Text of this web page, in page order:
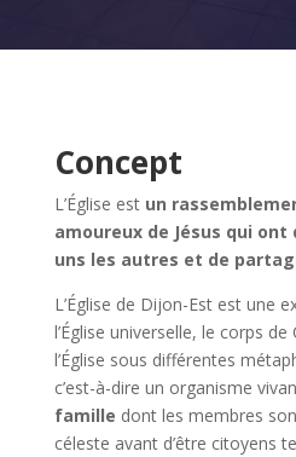
Concept
L’Église est un
amoureux de Jésus qui ont
uns les autres et de
L’Église de Dijon-Est est une
l’Église universelle, le corps
l’Église sous différentes
c’est-à-dire un organisme
famille dont les membres
céleste avant d’être citoyens